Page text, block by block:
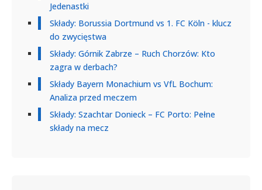
Jedenastki
Składy: Borussia Dortmund vs 1. FC Köln - klucz
do zwycięstwa
Składy: Górnik Zabrze – Ruch Chorzów: Kto
zagra w derbach?
Składy Bayern Monachium vs VfL Bochum:
Analiza przed meczem
Składy: Szachtar Donieck – FC Porto: Pełne
składy na mecz